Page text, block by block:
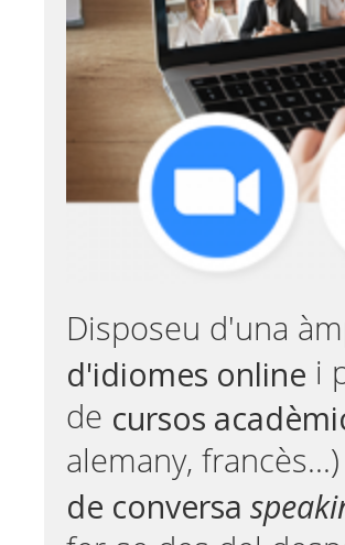
Disposeu d'una
d'idiomes online i
de cursos
alemany, francès...)
de conversa